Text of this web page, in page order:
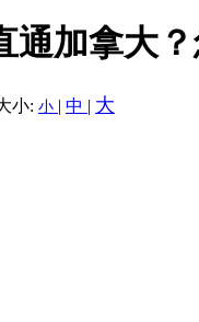
加拿大
小: 小 | 中 | 大